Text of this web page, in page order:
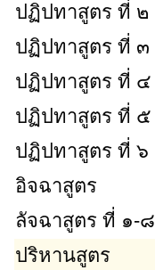
ปฏิปทาสูตร ที่ ๒
ปฏิปทาสูตร ที่ ๓
ปฏิปทาสูตร ที่ ๔
ปฏิปทาสูตร ที่ ๕
ปฏิปทาสูตร ที่ ๖
อิจฉาสูตร
ลัจฉาสูตร ที่ ๑-๘
ปริหานสูตร